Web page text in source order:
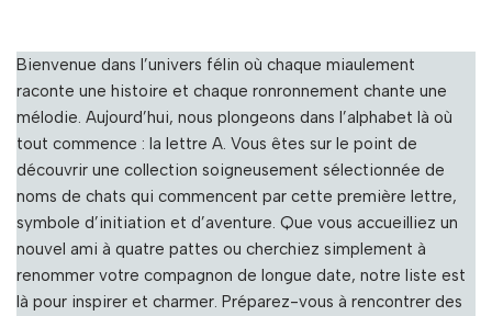
Bienvenue dans l’univers félin où chaque miaulement
raconte une histoire et chaque ronronnement chante une
mélodie. Aujourd’hui, nous plongeons dans l’alphabet là où
tout commence : la lettre A. Vous êtes sur le point de
découvrir une collection soigneusement sélectionnée de
noms de chats qui commencent par cette première lettre,
symbole d’initiation et d’aventure. Que vous accueilliez un
nouvel ami à quatre pattes ou cherchiez simplement à
renommer votre compagnon de longue date, notre liste est
là pour inspirer et charmer. Préparez-vous à rencontrer des